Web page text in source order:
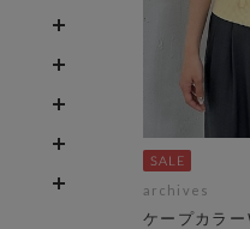
archives
ケープカラ